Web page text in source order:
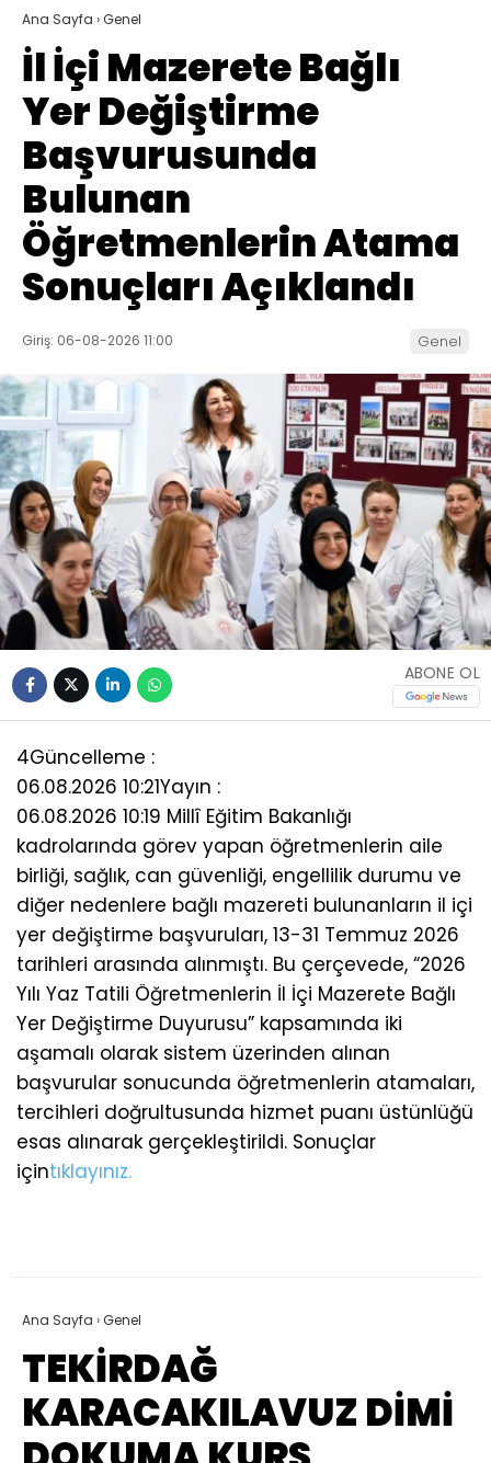
Ana Sayfa ›Genel
İl İçi Mazerete Bağlı
Yer Değiştirme
Başvurusunda
Bulunan
Öğretmenlerin Atama
Sonuçları Açıklandı
Giriş: 06-08-2026 11:00 Genel
ABONE OL
4Güncelleme :
06.08.2026 10:21Yayın :
06.08.2026 10:19 Millî Eğitim Bakanlığı
kadrolarında görev yapan öğretmenlerin aile
birliği, sağlık, can güvenliği, engellilik durumu ve
diğer nedenlere bağlı mazereti bulunanların il içi
yer değiştirme başvuruları, 13-31 Temmuz 2026
tarihleri arasında alınmıştı. Bu çerçevede, “2026
Yılı Yaz Tatili Öğretmenlerin İl İçi Mazerete Bağlı
Yer Değiştirme Duyurusu” kapsamında iki
aşamalı olarak sistem üzerinden alınan
başvurular sonucunda öğretmenlerin atamaları,
tercihleri doğrultusunda hizmet puanı üstünlüğü
esas alınarak gerçekleştirildi. Sonuçlar
içintıklayınız.
Ana Sayfa ›Genel
TEKİRDAĞ
KARACAKILAVUZ DİMİ